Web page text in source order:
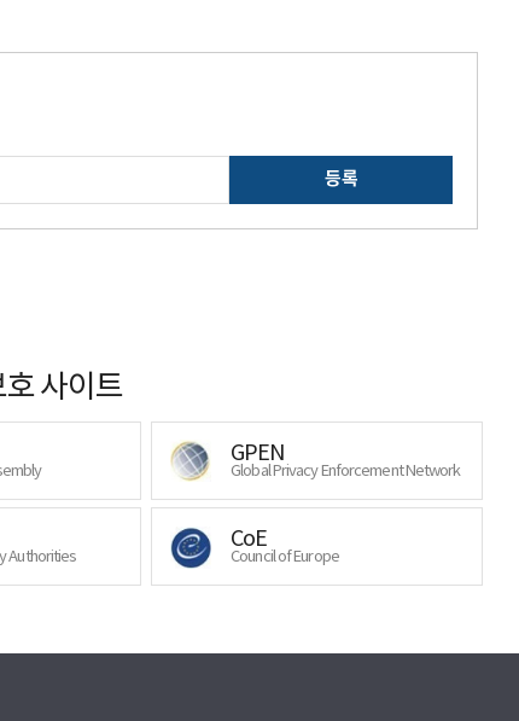
등록
사이트
GPEN
Global Privacy Enforcement Network
Authorities
CoE
Council of Europe